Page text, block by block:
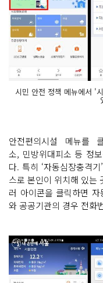
시민 안전 정책 메뉴에서 '
안전편의시설 메뉴를
소, 민방위대피소 등 정
다. 특히 ‘자동심장충격
스로 본인이 위치해 있는
러 아이콘을 클릭하면
와 공공기관의 경우 전화